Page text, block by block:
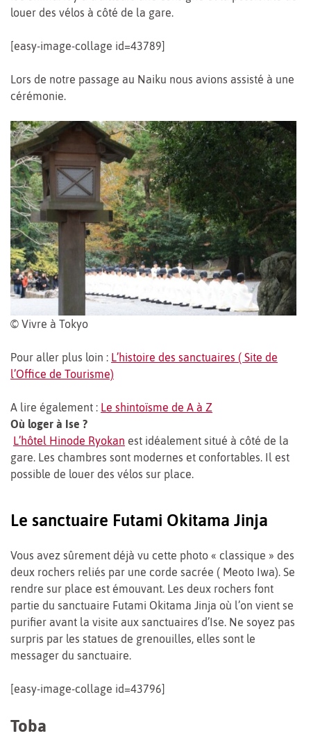
louer des vélos à côté de la gare.
[easy-image-collage id=43789]
Lors de notre passage au Naiku nous avions assisté à une
cérémonie.
© Vivre à Tokyo
Pour aller plus loin : L’histoire des sanctuaires ( Site de
l’Office de Tourisme)
A lire également : Le shintoïsme de A à Z
Où loger à Ise ?
L’hôtel Hinode Ryokan est idéalement situé à côté de la
gare. Les chambres sont modernes et confortables. Il est
possible de louer des vélos sur place.
Le sanctuaire Futami Okitama Jinja
Vous avez sûrement déjà vu cette photo « classique » des
deux rochers reliés par une corde sacrée ( Meoto Iwa). Se
rendre sur place est émouvant. Les deux rochers font
partie du sanctuaire Futami Okitama Jinja où l’on vient se
purifier avant la visite aux sanctuaires d’Ise. Ne soyez pas
surpris par les statues de grenouilles, elles sont le
messager du sanctuaire.
[easy-image-collage id=43796]
Toba